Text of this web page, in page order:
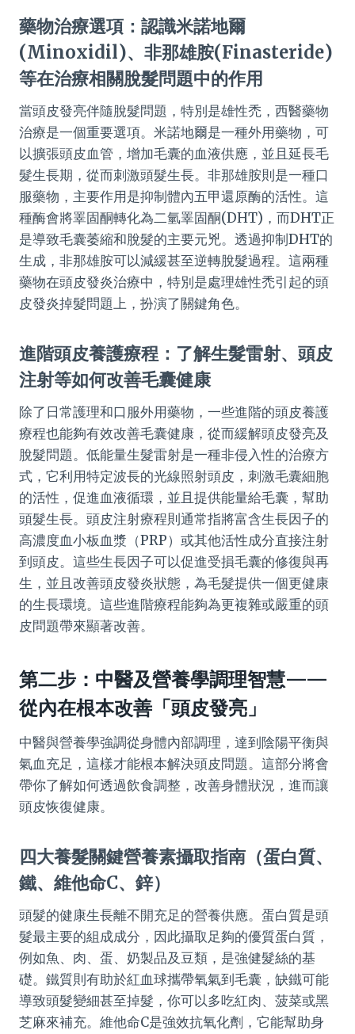
藥物治療選項：認識米諾地爾
(Minoxidil)、非那雄胺(Finasteride)
等在治療相關脫髮問題中的作用
當頭皮發亮伴隨脫髮問題，特別是雄性禿，西醫藥物
治療是一個重要選項。米諾地爾是一種外用藥物，可
以擴張頭皮血管，增加毛囊的血液供應，並且延長毛
髮生長期，從而刺激頭髮生長。非那雄胺則是一種口
服藥物，主要作用是抑制體內五甲還原酶的活性。這
種酶會將睪固酮轉化為二氫睪固酮(DHT)，而DHT正
是導致毛囊萎縮和脫髮的主要元兇。透過抑制DHT的
生成，非那雄胺可以減緩甚至逆轉脫髮過程。這兩種
藥物在頭皮發炎治療中，特別是處理雄性禿引起的頭
皮發炎掉髮問題上，扮演了關鍵角色。
進階頭皮養護療程：了解生髮雷射、頭皮
注射等如何改善毛囊健康
除了日常護理和口服外用藥物，一些進階的頭皮養護
療程也能夠有效改善毛囊健康，從而緩解頭皮發亮及
脫髮問題。低能量生髮雷射是一種非侵入性的治療方
式，它利用特定波長的光線照射頭皮，刺激毛囊細胞
的活性，促進血液循環，並且提供能量給毛囊，幫助
頭髮生長。頭皮注射療程則通常指將富含生長因子的
高濃度血小板血漿（PRP）或其他活性成分直接注射
到頭皮。這些生長因子可以促進受損毛囊的修復與再
生，並且改善頭皮發炎狀態，為毛髮提供一個更健康
的生長環境。這些進階療程能夠為更複雜或嚴重的頭
皮問題帶來顯著改善。
第二步：中醫及營養學調理智慧——
從內在根本改善「頭皮發亮」
中醫與營養學強調從身體內部調理，達到陰陽平衡與
氣血充足，這樣才能根本解決頭皮問題。這部分將會
帶你了解如何透過飲食調整，改善身體狀況，進而讓
頭皮恢復健康。
四大養髮關鍵營養素攝取指南（蛋白質、
鐵、維他命C、鋅）
頭髮的健康生長離不開充足的營養供應。蛋白質是頭
髮最主要的組成成分，因此攝取足夠的優質蛋白質，
例如魚、肉、蛋、奶製品及豆類，是強健髮絲的基
礎。鐵質則有助於紅血球攜帶氧氣到毛囊，缺鐵可能
導致頭髮變細甚至掉髮，你可以多吃紅肉、菠菜或黑
芝麻來補充。維他命C是強效抗氧化劑，它能幫助身